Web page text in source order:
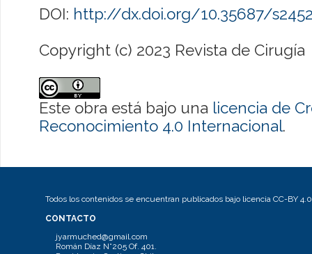
DOI: http://dx.doi.org/10.35687/
Copyright (c) 2023 Revista de Cirugía
Este obra está bajo una licencia de
Reconocimiento 4.0 Internacional.
Todos los contenidos se encuentran publicados bajo licencia CC-BY 4.0
CONTACTO
jyarmuched@gmail.com
Román Díaz N°205 Of. 401.